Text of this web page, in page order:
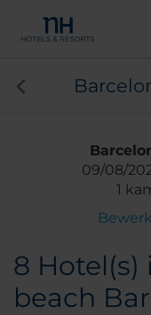
09/08/
1
8 Hotel(s)
beach